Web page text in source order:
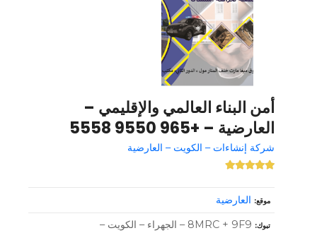
أمن البناء العالمي والإقليمي –
العارضية – +965 9550 5558
شركة إنشاءات – الكويت – العارضية
موقع العارضية
تبوك 8MRC + 9F9 – الجهراء – الكويت –